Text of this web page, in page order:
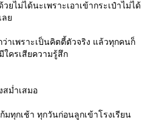
ยไม่ได้นะเพราะเอาเข้ากระเป๋าไม่ได้
ล
ว่าเพราะเป็นคิตตี้ตัวจริง แล้วทุกคนก็
ใครเสียความรู้สึก
สม่ำเสมอ
มทุกเช้า ทุกวันก่อนลูกเข้าโรงเรียน